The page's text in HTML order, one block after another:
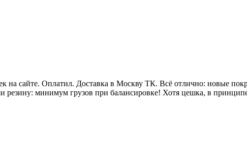
на сайте. Оплатил. Доставка в Москву ТК. Всё отлично: новые
резину: минимум грузов при балансировке! Хотя цешка, в